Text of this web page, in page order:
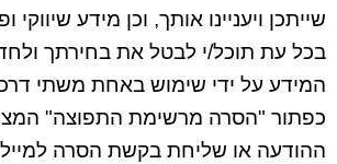
שייתכן ויעניינו אותך, וכן מידע שיווקי
בכל עת תוכל/י לבטל את בחירתך
המידע על ידי שימוש באחת משתי
כפתור "הסרה מרשימת התפוצה"
ההודעה או שליחת בקשת הסרה למייל